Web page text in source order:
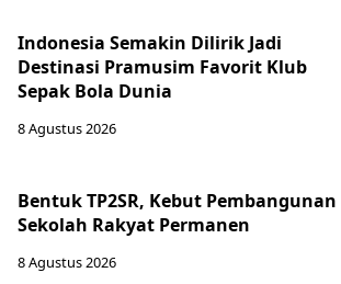
Indonesia Semakin Dilirik Jadi
Destinasi Pramusim Favorit Klub
Sepak Bola Dunia
8 Agustus 2026
Bentuk TP2SR, Kebut Pembangunan
Sekolah Rakyat Permanen
8 Agustus 2026